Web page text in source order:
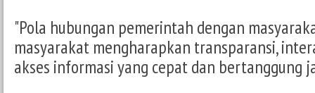
"Pola hubungan pemerintah dengan
masyarakat mengharapkan transparansi,
akses informasi yang cepat dan bertanggung